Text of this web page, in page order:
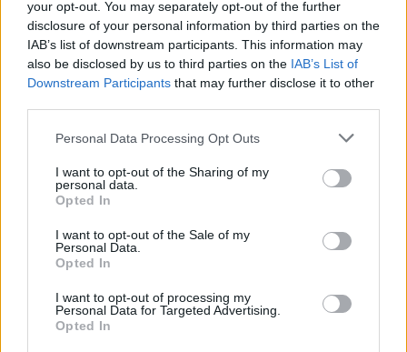
your opt-out. You may separately opt-out of the further
disclosure of your personal information by third parties on the
IAB’s list of downstream participants. This information may
also be disclosed by us to third parties on the IAB’s List of
Downstream Participants that may further disclose it to other
Personal Data Processing Opt Outs
I want to opt-out of the Sharing of my
personal data.
Opted In
I want to opt-out of the Sale of my
Personal Data.
Opted In
I want to opt-out of processing my
Personal Data for Targeted Advertising.
Opted In
może wyglądać świetnie, jeśli ma
ciekawy krój albo wykończenie.
Bluzka bluzką, ale co z resztą
stylizacji – zwłaszcza jeśli
chcesz wymodelować sylwetkę?
Warto pomyśleć np. o spodniach,
tuszują fałdki w talii. Oto
wysokim stanem czytaj tu –
bluzkami.
ostatni 4 miesiące temu
/kalina333